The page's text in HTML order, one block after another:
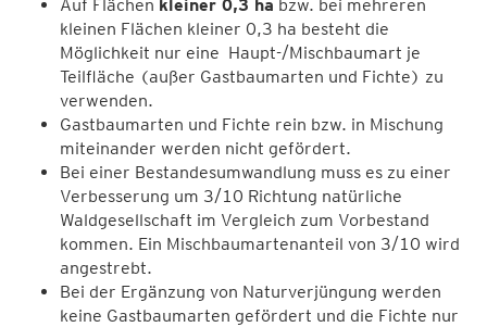
Auf Flächen kleiner 0,3 ha bzw. bei mehreren
kleinen Flächen kleiner 0,3 ha besteht die
Möglichkeit nur eine Haupt-/Mischbaumart je
Teilﬂäche (außer Gastbaumarten und Fichte) zu
verwenden.
Gastbaumarten und Fichte rein bzw. in Mischung
miteinander werden nicht gefördert.
Bei einer Bestandesumwandlung muss es zu einer
Verbesserung um 3/10 Richtung natürliche
Waldgesellschaft im Vergleich zum Vorbestand
kommen. Ein Mischbaumartenanteil von 3/10 wird
angestrebt.
Bei der Ergänzung von Naturverjüngung werden
keine Gastbaumarten gefördert und die Fichte nur